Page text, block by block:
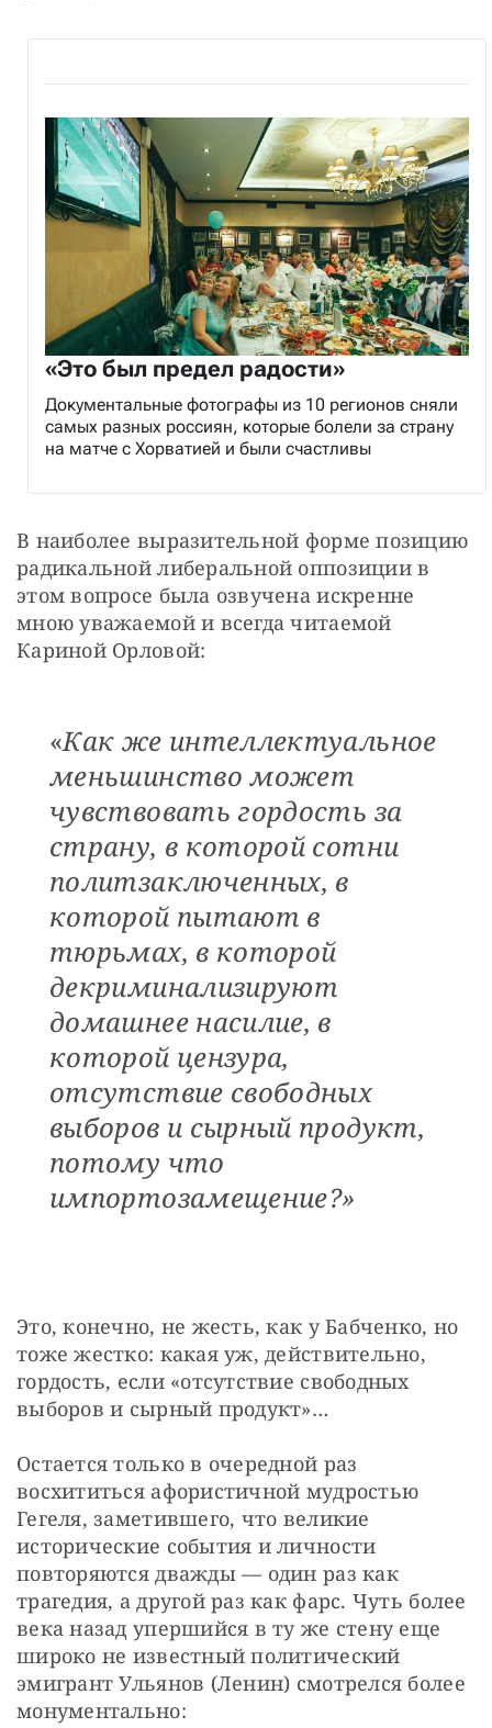
«Это был предел радости»
Документальные фотографы из 10 регионов сняли
самых разных россиян, которые болели за страну
на матче с Хорватией и были счастливы
В наиболее выразительной форме позицию
радикальной либеральной оппозиции в
этом вопросе была озвучена искренне
мною уважаемой и всегда читаемой
Кариной Орловой:
«Как же интеллектуальное
меньшинство может
чувствовать гордость за
страну, в которой сотни
политзаключенных, в
которой пытают в
тюрьмах, в которой
декриминализируют
домашнее насилие, в
которой цензура,
отсутствие свободных
выборов и сырный продукт,
потому что
импортозамещение?»
Это, конечно, не жесть, как у Бабченко, но
тоже жестко: какая уж, действительно,
гордость, если «отсутствие свободных
выборов и сырный продукт»…
Остается только в очередной раз
восхититься афористичной мудростью
Гегеля, заметившего, что великие
исторические события и личности
повторяются дважды — один раз как
трагедия, а другой раз как фарс. Чуть более
века назад упершийся в ту же стену еще
широко не известный политический
эмигрант Ульянов (Ленин) смотрелся более
монументально: